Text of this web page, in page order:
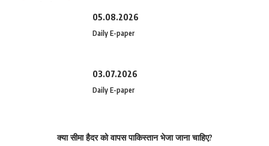
05.08.2026
Daily E-paper
03.07.2026
Daily E-paper
क्या सीमा हैदर को वापस पाकिस्तान भेजा जाना चाहिए?